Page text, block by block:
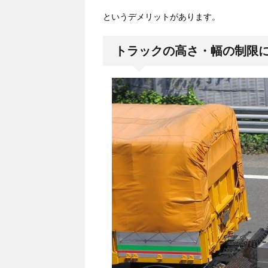
というデメリットがあります。
トラックの高さ・幅の制限